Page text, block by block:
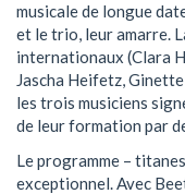
musicale de longue
et le trio, leur amarre.
internationaux (Clara
Jascha Heifetz,
les trois musiciens
de leur formation par
Le programme –
exceptionnel. Avec